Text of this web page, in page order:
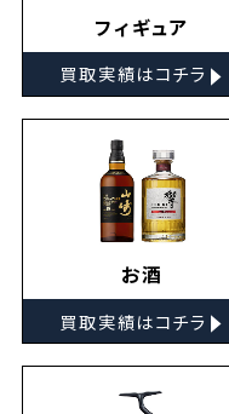
フィギュア
買取実績はコチラ ▸
お酒
買取実績はコチラ ▸